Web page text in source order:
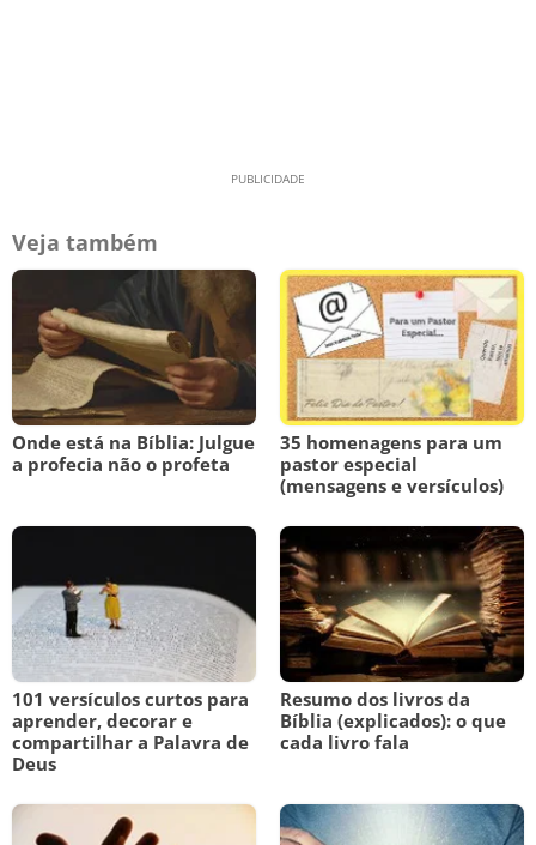
Veja também
Onde está na Bíblia: Julgue
a profecia não o profeta
35 homenagens para um
pastor especial
(mensagens e versículos)
101 versículos curtos para
aprender, decorar e
compartilhar a Palavra de
Deus
Resumo dos livros da
Bíblia (explicados): o que
cada livro fala